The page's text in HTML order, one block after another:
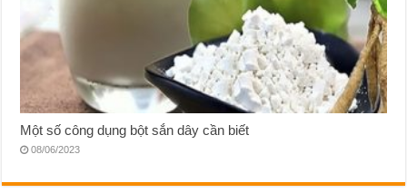
Một số công dụng bột sắn dây cần biết
08/06/2023